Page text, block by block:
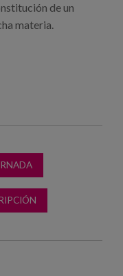
de un
materia.